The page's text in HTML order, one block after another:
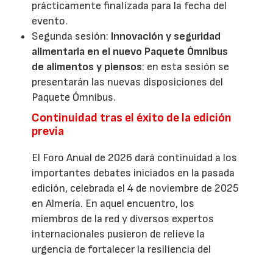
prácticamente finalizada para la fecha del
evento.
Segunda sesión: Innovación y seguridad
alimentaria en el nuevo Paquete Ómnibus
de alimentos y piensos: en esta sesión se
presentarán las nuevas disposiciones del
Paquete Ómnibus.
Continuidad tras el éxito de la edición
previa
El Foro Anual de 2026 dará continuidad a los
importantes debates iniciados en la pasada
edición, celebrada el 4 de noviembre de 2025
en Almería. En aquel encuentro, los
miembros de la red y diversos expertos
internacionales pusieron de relieve la
urgencia de fortalecer la resiliencia del